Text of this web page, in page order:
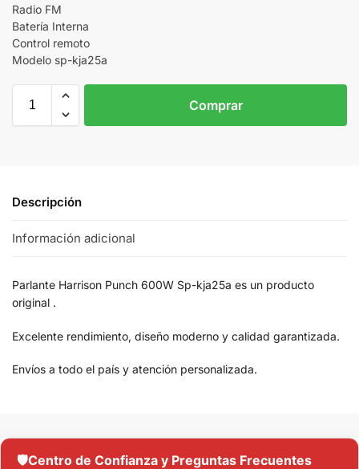
Radio FM
Batería Interna
Control remoto
Modelo sp-kja25a
Comprar
Descripción
Información adicional
Parlante Harrison Punch 600W Sp-kja25a es un producto
original .
Excelente rendimiento, diseño moderno y calidad garantizada.
Envíos a todo el país y atención personalizada.
🛡️Centro de Confianza y Preguntas Frecuentes